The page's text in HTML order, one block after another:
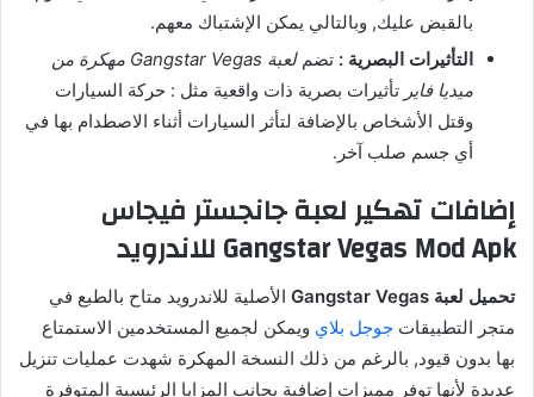
بالقبض عليك, وبالتالي يمكن الإشتباك معهم.
التأثيرات البصرية : تضم
لعبة Gangstar Vegas مهكرة من
ميديا فاير تأثيرات بصرية ذات واقعية مثل : حركة السيارات
وقتل الأشخاص بالإضافة لتأثر السيارات أثناء الاصطدام بها في
أي جسم صلب آخر.
إضافات تهكير لعبة جانجستر فيجاس
Gangstar Vegas Mod Apk للاندرويد
تحميل لعبة Gangstar Vegas
الأصلية للاندرويد متاح بالطبع في
متجر التطبيقات جوجل بلاي ويمكن لجميع المستخدمين الاستمتاع
بها بدون قيود, بالرغم من ذلك النسخة المهكرة شهدت عمليات تنزيل
عديدة لأنها توفر مميزات إضافية بجانب المزايا الرئيسية المتوفرة